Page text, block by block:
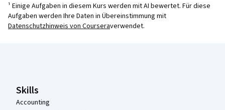
¹ Einige Aufgaben in diesem Kurs werden mit AI bewertet. Für diese
Aufgaben werden Ihre Daten in Übereinstimmung mit
Datenschutzhinweis von Courseraverwendet.
Skills
Accounting